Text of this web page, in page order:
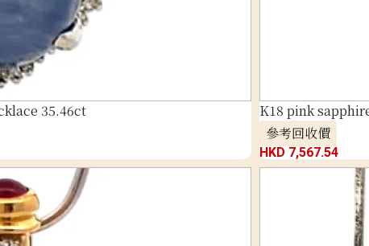
35.46ct
K18 pink
參考回收價
HKD 7,567.54